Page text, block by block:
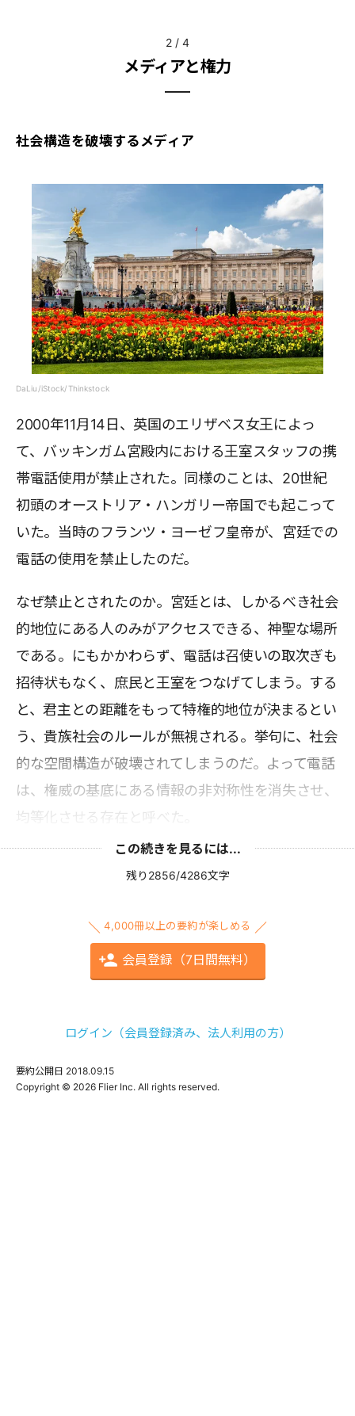
2 / 4
メディアと権力
社会構造を破壊するメディア
DaLiu/iStock/Thinkstock
2000年11月14日、英国のエリザベス女王によっ
て、バッキンガム宮殿内における王室スタッフの携
帯電話使用が禁止された。同様のことは、20世紀
初頭のオーストリア・ハンガリー帝国でも起こって
いた。当時のフランツ・ヨーゼフ皇帝が、宮廷での
電話の使用を禁止したのだ。
なぜ禁止とされたのか。宮廷とは、しかるべき社会
的地位にある人のみがアクセスできる、神聖な場所
である。にもかかわらず、電話は召使いの取次ぎも
招待状もなく、庶民と王室をつなげてしまう。する
と、君主との距離をもって特権的地位が決まるとい
う、貴族社会のルールが無視される。挙句に、社会
的な空間構造が破壊されてしまうのだ。よって電話
は、権威の基底にある情報の非対称性を消失させ、
均等化させる存在と呼べた。
この続きを見るには...
残り2856/4286文字
4,000冊以上の要約が楽しめる
会員登録（7日間無料）
ログイン（会員登録済み、法人利用の方）
要約公開日 2018.09.15